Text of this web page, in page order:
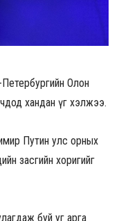
Олон
хандан үг хэлжээ.
Путин улс орных
засгийн хоригийг
буй уг арга